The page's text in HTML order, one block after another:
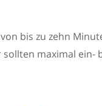
bis zu zehn
maximal ein-